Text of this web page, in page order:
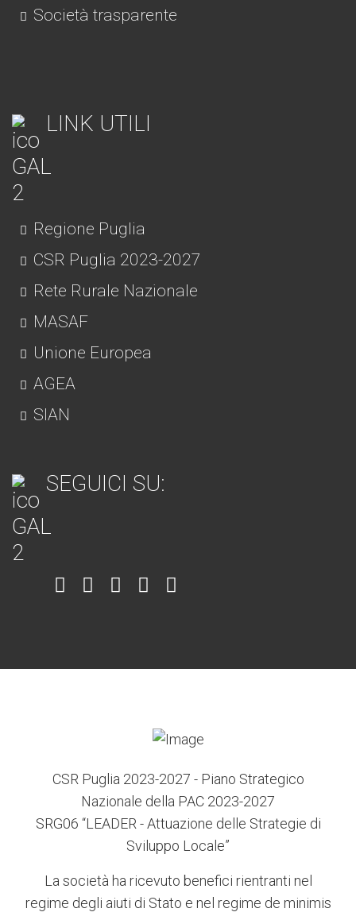
Società trasparente
LINK UTILI
Regione Puglia
CSR Puglia 2023-2027
Rete Rurale Nazionale
MASAF
Unione Europea
AGEA
SIAN
SEGUICI SU:
Item Item Item Item
CSR Puglia 2023-2027 - Piano Strategico
Nazionale della PAC 2023-2027
SRG06 “LEADER - Attuazione delle Strategie di
Sviluppo Locale”
La società ha ricevuto benefici rientranti nel
regime degli aiuti di Stato e nel regime de minimis